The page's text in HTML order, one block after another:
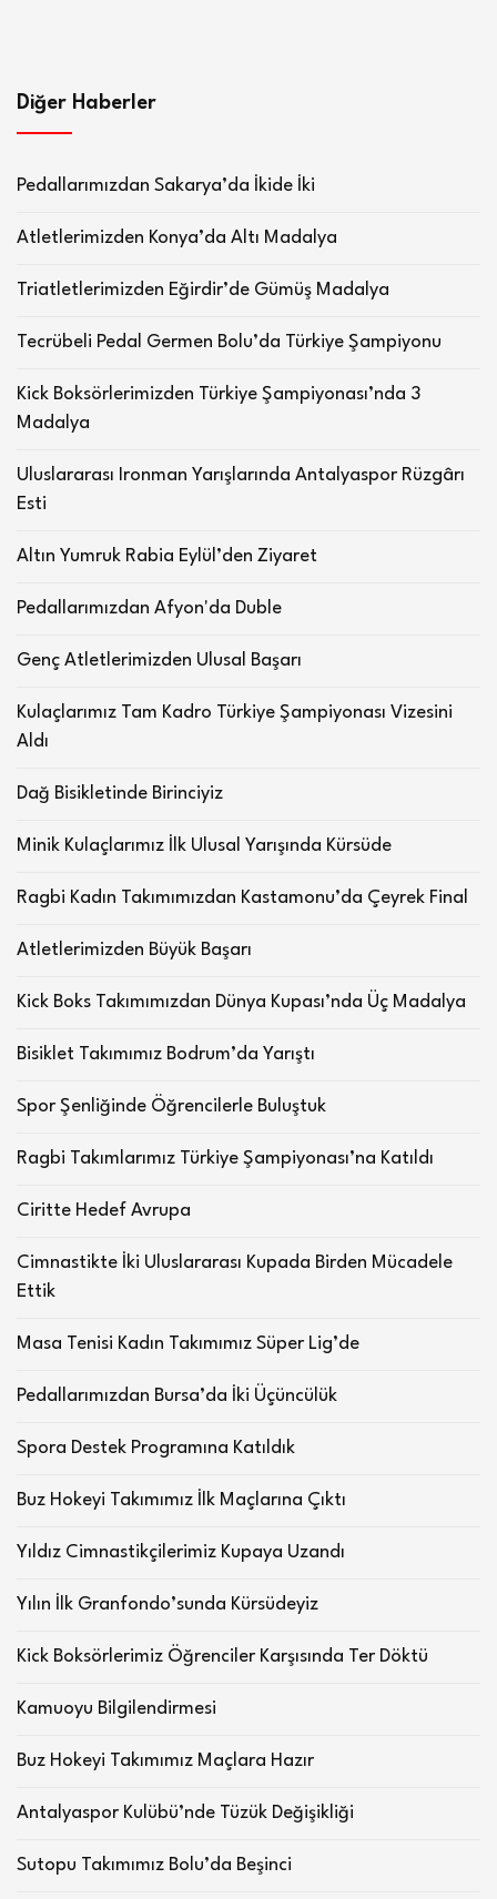
Diğer Haberler
Pedallarımızdan Sakarya’da İkide İki
Atletlerimizden Konya’da Altı Madalya
Triatletlerimizden Eğirdir’de Gümüş Madalya
Tecrübeli Pedal Germen Bolu’da Türkiye Şampiyonu
Kick Boksörlerimizden Türkiye Şampiyonası’nda 3
Madalya
Uluslararası Ironman Yarışlarında Antalyaspor Rüzgârı
Esti
Altın Yumruk Rabia Eylül’den Ziyaret
Pedallarımızdan Afyon'da Duble
Genç Atletlerimizden Ulusal Başarı
Kulaçlarımız Tam Kadro Türkiye Şampiyonası Vizesini
Aldı
Dağ Bisikletinde Birinciyiz
Minik Kulaçlarımız İlk Ulusal Yarışında Kürsüde
Ragbi Kadın Takımımızdan Kastamonu’da Çeyrek Final
Atletlerimizden Büyük Başarı
Kick Boks Takımımızdan Dünya Kupası’nda Üç Madalya
Bisiklet Takımımız Bodrum’da Yarıştı
Spor Şenliğinde Öğrencilerle Buluştuk
Ragbi Takımlarımız Türkiye Şampiyonası’na Katıldı
Ciritte Hedef Avrupa
Cimnastikte İki Uluslararası Kupada Birden Mücadele
Ettik
Masa Tenisi Kadın Takımımız Süper Lig’de
Pedallarımızdan Bursa’da İki Üçüncülük
Spora Destek Programına Katıldık
Buz Hokeyi Takımımız İlk Maçlarına Çıktı
Yıldız Cimnastikçilerimiz Kupaya Uzandı
Yılın İlk Granfondo’sunda Kürsüdeyiz
Kick Boksörlerimiz Öğrenciler Karşısında Ter Döktü
Kamuoyu Bilgilendirmesi
Buz Hokeyi Takımımız Maçlara Hazır
Antalyaspor Kulübü’nde Tüzük Değişikliği
Sutopu Takımımız Bolu’da Beşinci